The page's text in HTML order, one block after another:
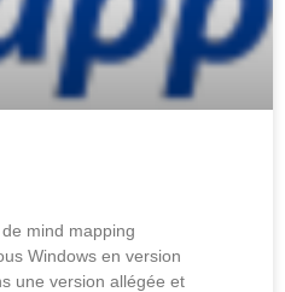
mind mapping
Windows en version
une version allégée et